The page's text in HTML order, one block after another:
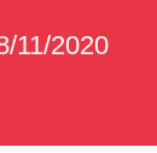
11/2020